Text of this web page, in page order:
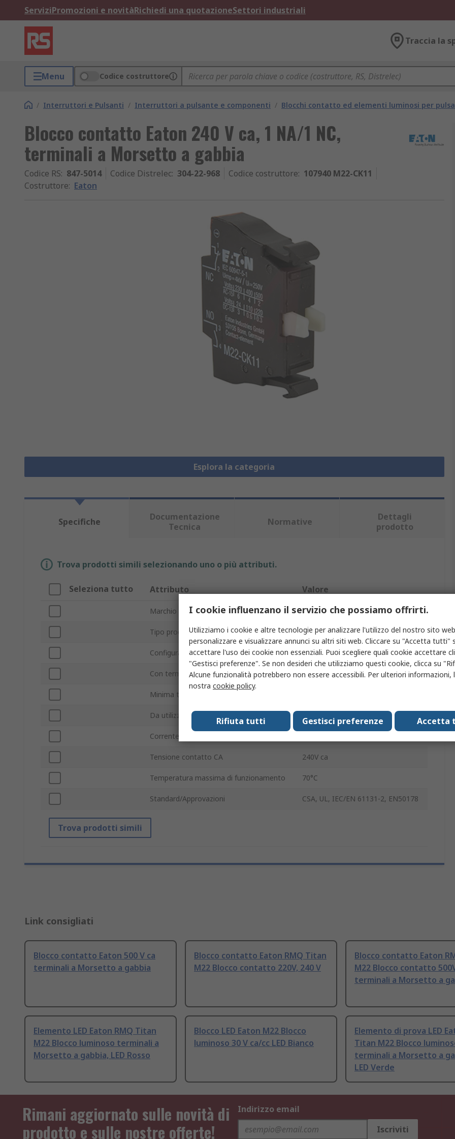
ServiziPromozioni e novitàRichiedi una quotazioneSettori industriali
Traccia la
Menu Codice costruttore
/ Interruttori e Pulsanti / Interruttori a pulsante e componenti / Blocchi contatto ed elementi luminosi per
Blocco contatto Eaton 240 V ca, 1 NA/1 NC,
terminali a Morsetto a gabbia
Codice RS: 847-5014 Codice Distrelec: 304-22-968 Codice costruttore: 107940 M22-CK11
Costruttore: Eaton
Esplora la categoria
Specifiche
Documentazione
Tecnica
Normative
Dettagli
prodotto
Trova prodotti simili selezionando uno o più attributi.
Seleziona tutto Attributo Valore
Marchio Eaton
Tipo prodotto Blocco contatto
Configurazione contatto 1 NA/1 NC
Con terminazione/senza terminazione Morsetto a gabbia
Minima temperatura operativa
Da utilizzare con
Corrente di contatto
Tensione contatto CA 240V ca
Temperatura massima di funzionamento 70°C
Standard/Approvazioni CSA, UL, IEC/EN 61131-2, EN50178
Trova prodotti simili
Link consigliati
Blocco contatto Eaton 500 V ca
terminali a Morsetto a gabbia
Blocco contatto Eaton RMQ Titan
M22 Blocco contatto 220V, 240 V
Blocco contatto Eaton
M22 Blocco contatto
terminali a Morsetto a
Elemento LED Eaton RMQ Titan
M22 Blocco luminoso terminali a
Morsetto a gabbia, LED Rosso
Blocco LED Eaton M22 Blocco
luminoso 30 V ca/cc LED Bianco
Elemento di prova LED
Titan M22 Blocco
terminali a Morsetto a
LED Verde
Rimani aggiornato sulle novità di
prodotto e sulle nostre offerte!
Indirizzo email
Iscriviti
I cookie influenzano il servizio che possiamo offrirti.
Utilizziamo i cookie e altre tecnologie per analizzare l'utilizzo del nostro sito
personalizzare e visualizzare annunci su altri siti web. Cliccare su "Accetta tutti"
accettare l'uso dei cookie non essenziali. Puoi scegliere quali cookie accettare
"Gestisci preferenze". Se non desideri che utilizziamo questi cookie, clicca su
Alcune funzionalità potrebbero non essere accessibili. Per ulteriori informazioni,
nostra cookie policy.
Accetta
Gestisci preferenze
Rifiuta tutti